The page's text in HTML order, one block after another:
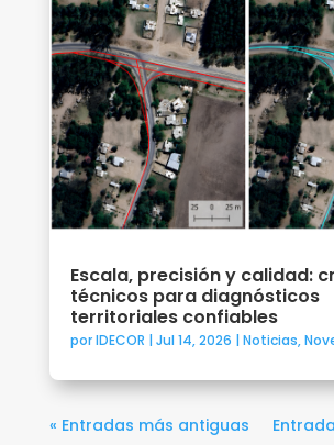
Escala, precisión y calidad:
técnicos para diagnósticos
territoriales confiables
porIDECOR | Jul 14, 2026 | Noticias,
« Entradas más antiguas